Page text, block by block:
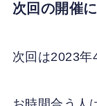
次回の開催
次回は2023年